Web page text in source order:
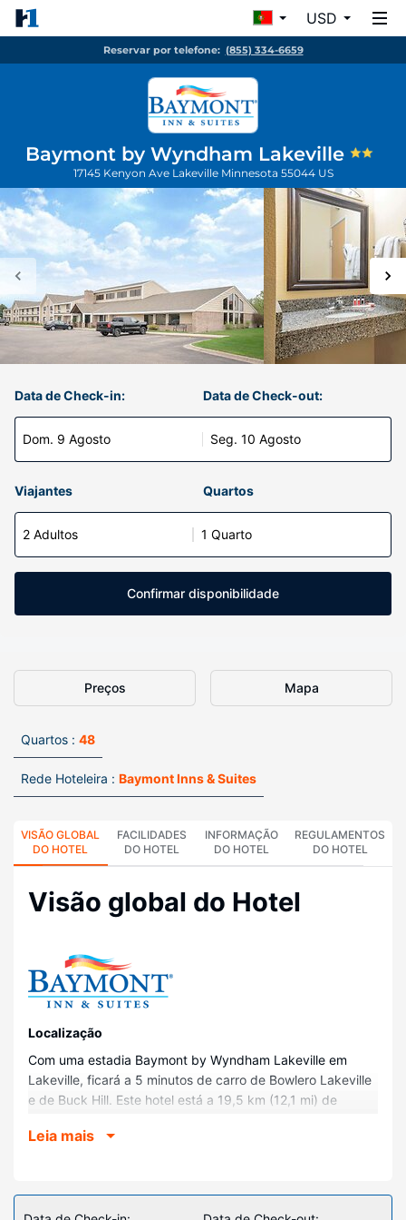
USD
Reservar por telefone: (855) 334-6659
Baymont by Wyndham Lakeville
17145 Kenyon Ave Lakeville Minnesota 55044 US
Data de Check-in:
Dom. 9 Agosto
Data de Check-out:
Seg. 10 Agosto
Viajantes Quartos
2 Adultos 1 Quarto
Confirmar disponibilidade
Preços Mapa
Quartos : 48
Rede Hoteleira : Baymont Inns & Suites
VISÃO GLOBAL
DO HOTEL
FACILIDADES
DO HOTEL
INFORMAÇÃO
DO HOTEL
REGULAMENTOS
DO HOTEL
Visão global do Hotel
Localização
Com uma estadia Baymont by Wyndham Lakeville em
Lakeville, ficará a 5 minutos de carro de Bowlero Lakeville
e de Buck Hill. Este hotel está a 19,5 km (12,1 mi) de
America.
Sinta-se em casa num dos 48 quartos com ar
condicionado, um frigorífico e um televisor LCD. O acesso
Leia mais